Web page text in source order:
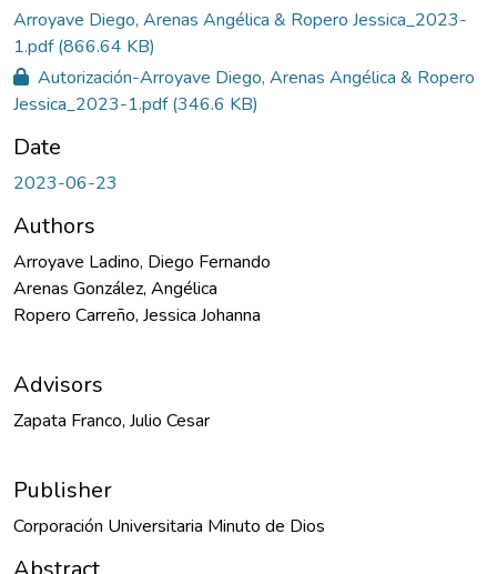
Arroyave Diego, Arenas Angélica & Ropero Jessica_2023-
1.pdf(866.64 KB)
Autorización-Arroyave Diego, Arenas Angélica & Ropero
Jessica_2023-1.pdf(346.6 KB)
Date
2023-06-23
Authors
Arroyave Ladino, Diego Fernando
Arenas González, Angélica
Ropero Carreño, Jessica Johanna
Advisors
Zapata Franco, Julio Cesar
Publisher
Corporación Universitaria Minuto de Dios